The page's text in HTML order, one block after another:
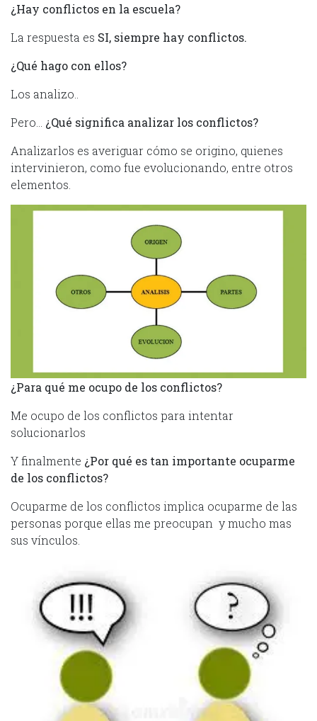
¿Hay conflictos en la escuela?
La respuesta es SI, siempre hay conflictos.
¿Qué hago con ellos?
Los analizo..
Pero… ¿Qué significa analizar los conflictos?
Analizarlos es averiguar cómo se origino, quienes
intervinieron, como fue evolucionando, entre otros
elementos.
¿Para qué me ocupo de los conflictos?
Me ocupo de los conflictos para intentar
solucionarlos
Y finalmente ¿Por qué es tan importante ocuparme
de los conflictos?
Ocuparme de los conflictos implica ocuparme de las
personas porque ellas me preocupan y mucho mas
sus vínculos.